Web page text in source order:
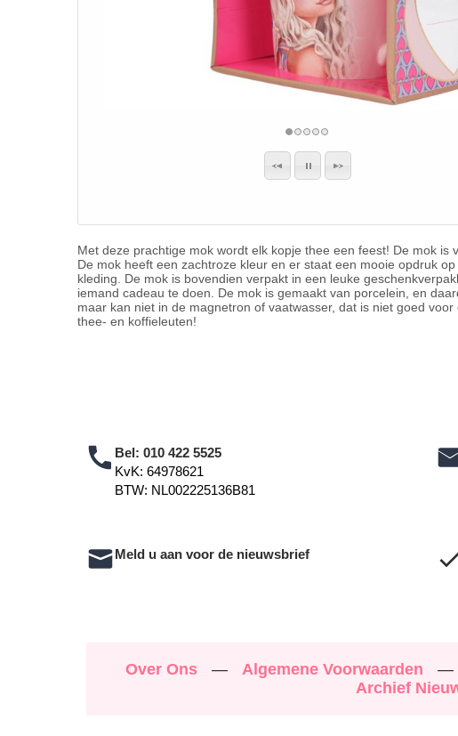
Met deze prachtige mok wordt elk kopje thee een feest! De mok is
De mok heeft een zachtroze kleur en er staat een mooie opdruk
kleding. De mok is bovendien verpakt in een leuke
iemand cadeau te doen. De mok is gemaakt van porcelein, en
maar kan niet in de magnetron of vaatwasser, dat is niet goed
thee- en koffieleuten!
Bel: 010 422 5525
KvK: 64978621
BTW: NL002225136B81
Meld u aan voor de nieuwsbrief
Over Ons — Algemene Voorwaarden —
Archief